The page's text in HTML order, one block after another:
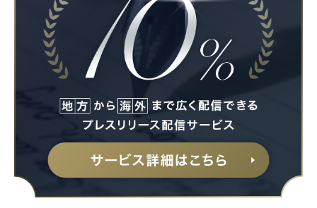
English